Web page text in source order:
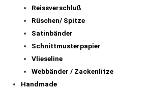
Reissverschluß
Rüschen/ Spitze
Satinbänder
Schnittmusterpapier
Vlieseline
Webbänder / Zackenlitze
Handmade